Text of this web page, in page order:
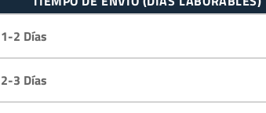
1-2 Días
2-3 Días